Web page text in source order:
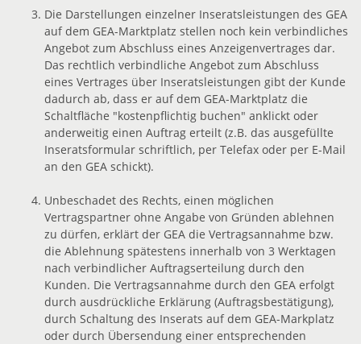
Die Darstellungen einzelner Inseratsleistungen des GEA
auf dem GEA-Marktplatz stellen noch kein verbindliches
Angebot zum Abschluss eines Anzeigenvertrages dar.
Das rechtlich verbindliche Angebot zum Abschluss
eines Vertrages über Inseratsleistungen gibt der Kunde
dadurch ab, dass er auf dem GEA-Marktplatz die
Schaltfläche "kostenpflichtig buchen" anklickt oder
anderweitig einen Auftrag erteilt (z.B. das ausgefüllte
Inseratsformular schriftlich, per Telefax oder per E-Mail
an den GEA schickt).
Unbeschadet des Rechts, einen möglichen
Vertragspartner ohne Angabe von Gründen ablehnen
zu dürfen, erklärt der GEA die Vertragsannahme bzw.
die Ablehnung spätestens innerhalb von 3 Werktagen
nach verbindlicher Auftragserteilung durch den
Kunden. Die Vertragsannahme durch den GEA erfolgt
durch ausdrückliche Erklärung (Auftragsbestätigung),
durch Schaltung des Inserats auf dem GEA-Markplatz
oder durch Übersendung einer entsprechenden